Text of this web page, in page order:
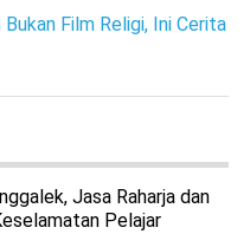
Film Religi, Ini Cerita
Jasa Raharja dan
Pelajar